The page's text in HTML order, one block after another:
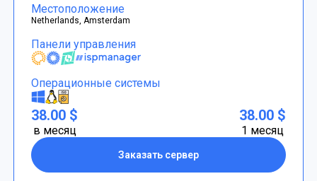
Местоположение
Netherlands, Amsterdam
Панели управления
Операционные системы
38.00 $
в месяц
Заказать сервер
38.00 $
1 месяц